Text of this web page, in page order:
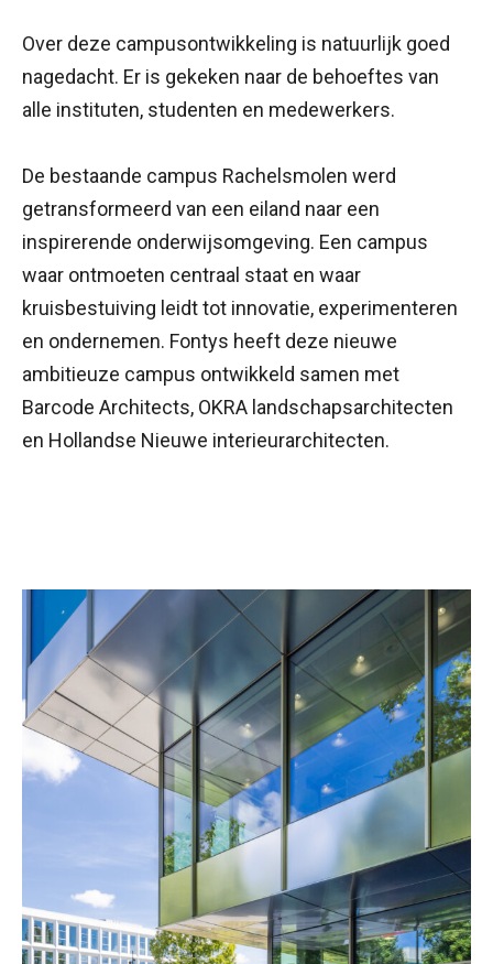
Over deze campusontwikkeling is natuurlijk goed
nagedacht. Er is gekeken naar de behoeftes van
alle instituten, studenten en medewerkers.
De bestaande campus Rachelsmolen werd
getransformeerd van een eiland naar een
inspirerende onderwijsomgeving. Een campus
waar ontmoeten centraal staat en waar
kruisbestuiving leidt tot innovatie, experimenteren
en ondernemen. Fontys heeft deze nieuwe
ambitieuze campus ontwikkeld samen met
Barcode Architects, OKRA landschapsarchitecten
en Hollandse Nieuwe interieurarchitecten.